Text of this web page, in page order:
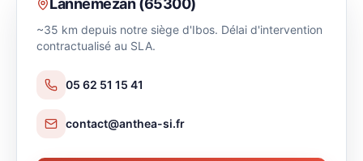
Lannemezan(65300)
~35 km depuis notre siège d'Ibos. Délai d'intervention
contractualisé au SLA.
05 62 51 15 41
contact@anthea-si.fr